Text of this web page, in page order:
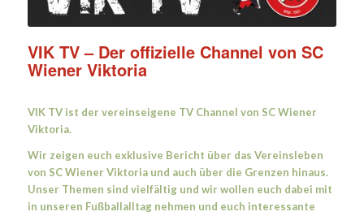
VIK TV – Der offizielle Channel von SC
Wiener Viktoria
VIK TV ist der vereinseigene TV Channel von SC Wiener
Viktoria.
Wir zeigen euch exklusive Bericht über das Vereinsleben
von SC Wiener Viktoria und auch über die Grenzen hinaus.
Unser Themen sind vielfältig und wir wollen euch dabei mit
in unseren Fußballalltag nehmen und euch interessante